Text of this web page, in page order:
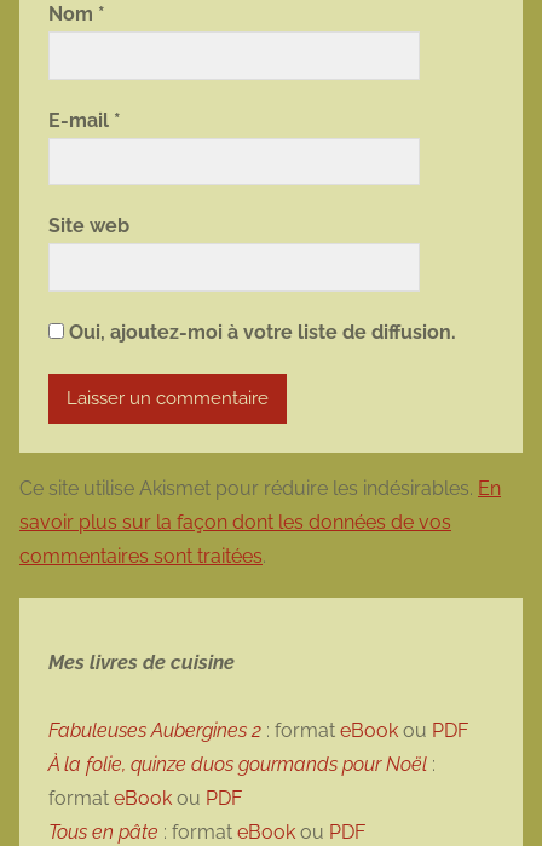
Nom *
E-mail *
Site web
Oui, ajoutez-moi à votre liste de diffusion.
Ce site utilise Akismet pour réduire les indésirables. En
savoir plus sur la façon dont les données de vos
commentaires sont traitées.
Mes livres de cuisine
Fabuleuses Aubergines 2 : format eBook ou PDF
À la folie, quinze duos gourmands pour Noël :
format eBook ou PDF
Tous en pâte : format eBook ou PDF